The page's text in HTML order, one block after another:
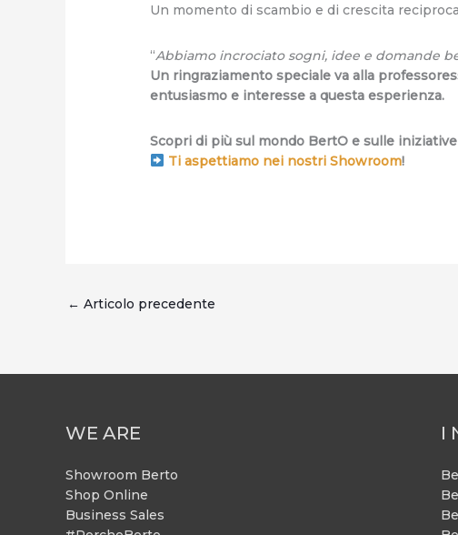
Un momento di scambio e di crescita
“Abbiamo incrociato sogni, idee e domande
Un ringraziamento speciale va alla
entusiasmo e interesse a questa esperienza.
Scopri di più sul mondo BertO e sulle
Ti aspettiamo nei nostri Showroom!
← Articolo precedente
WE ARE
Showroom Berto
Shop Online
Business Sales
I